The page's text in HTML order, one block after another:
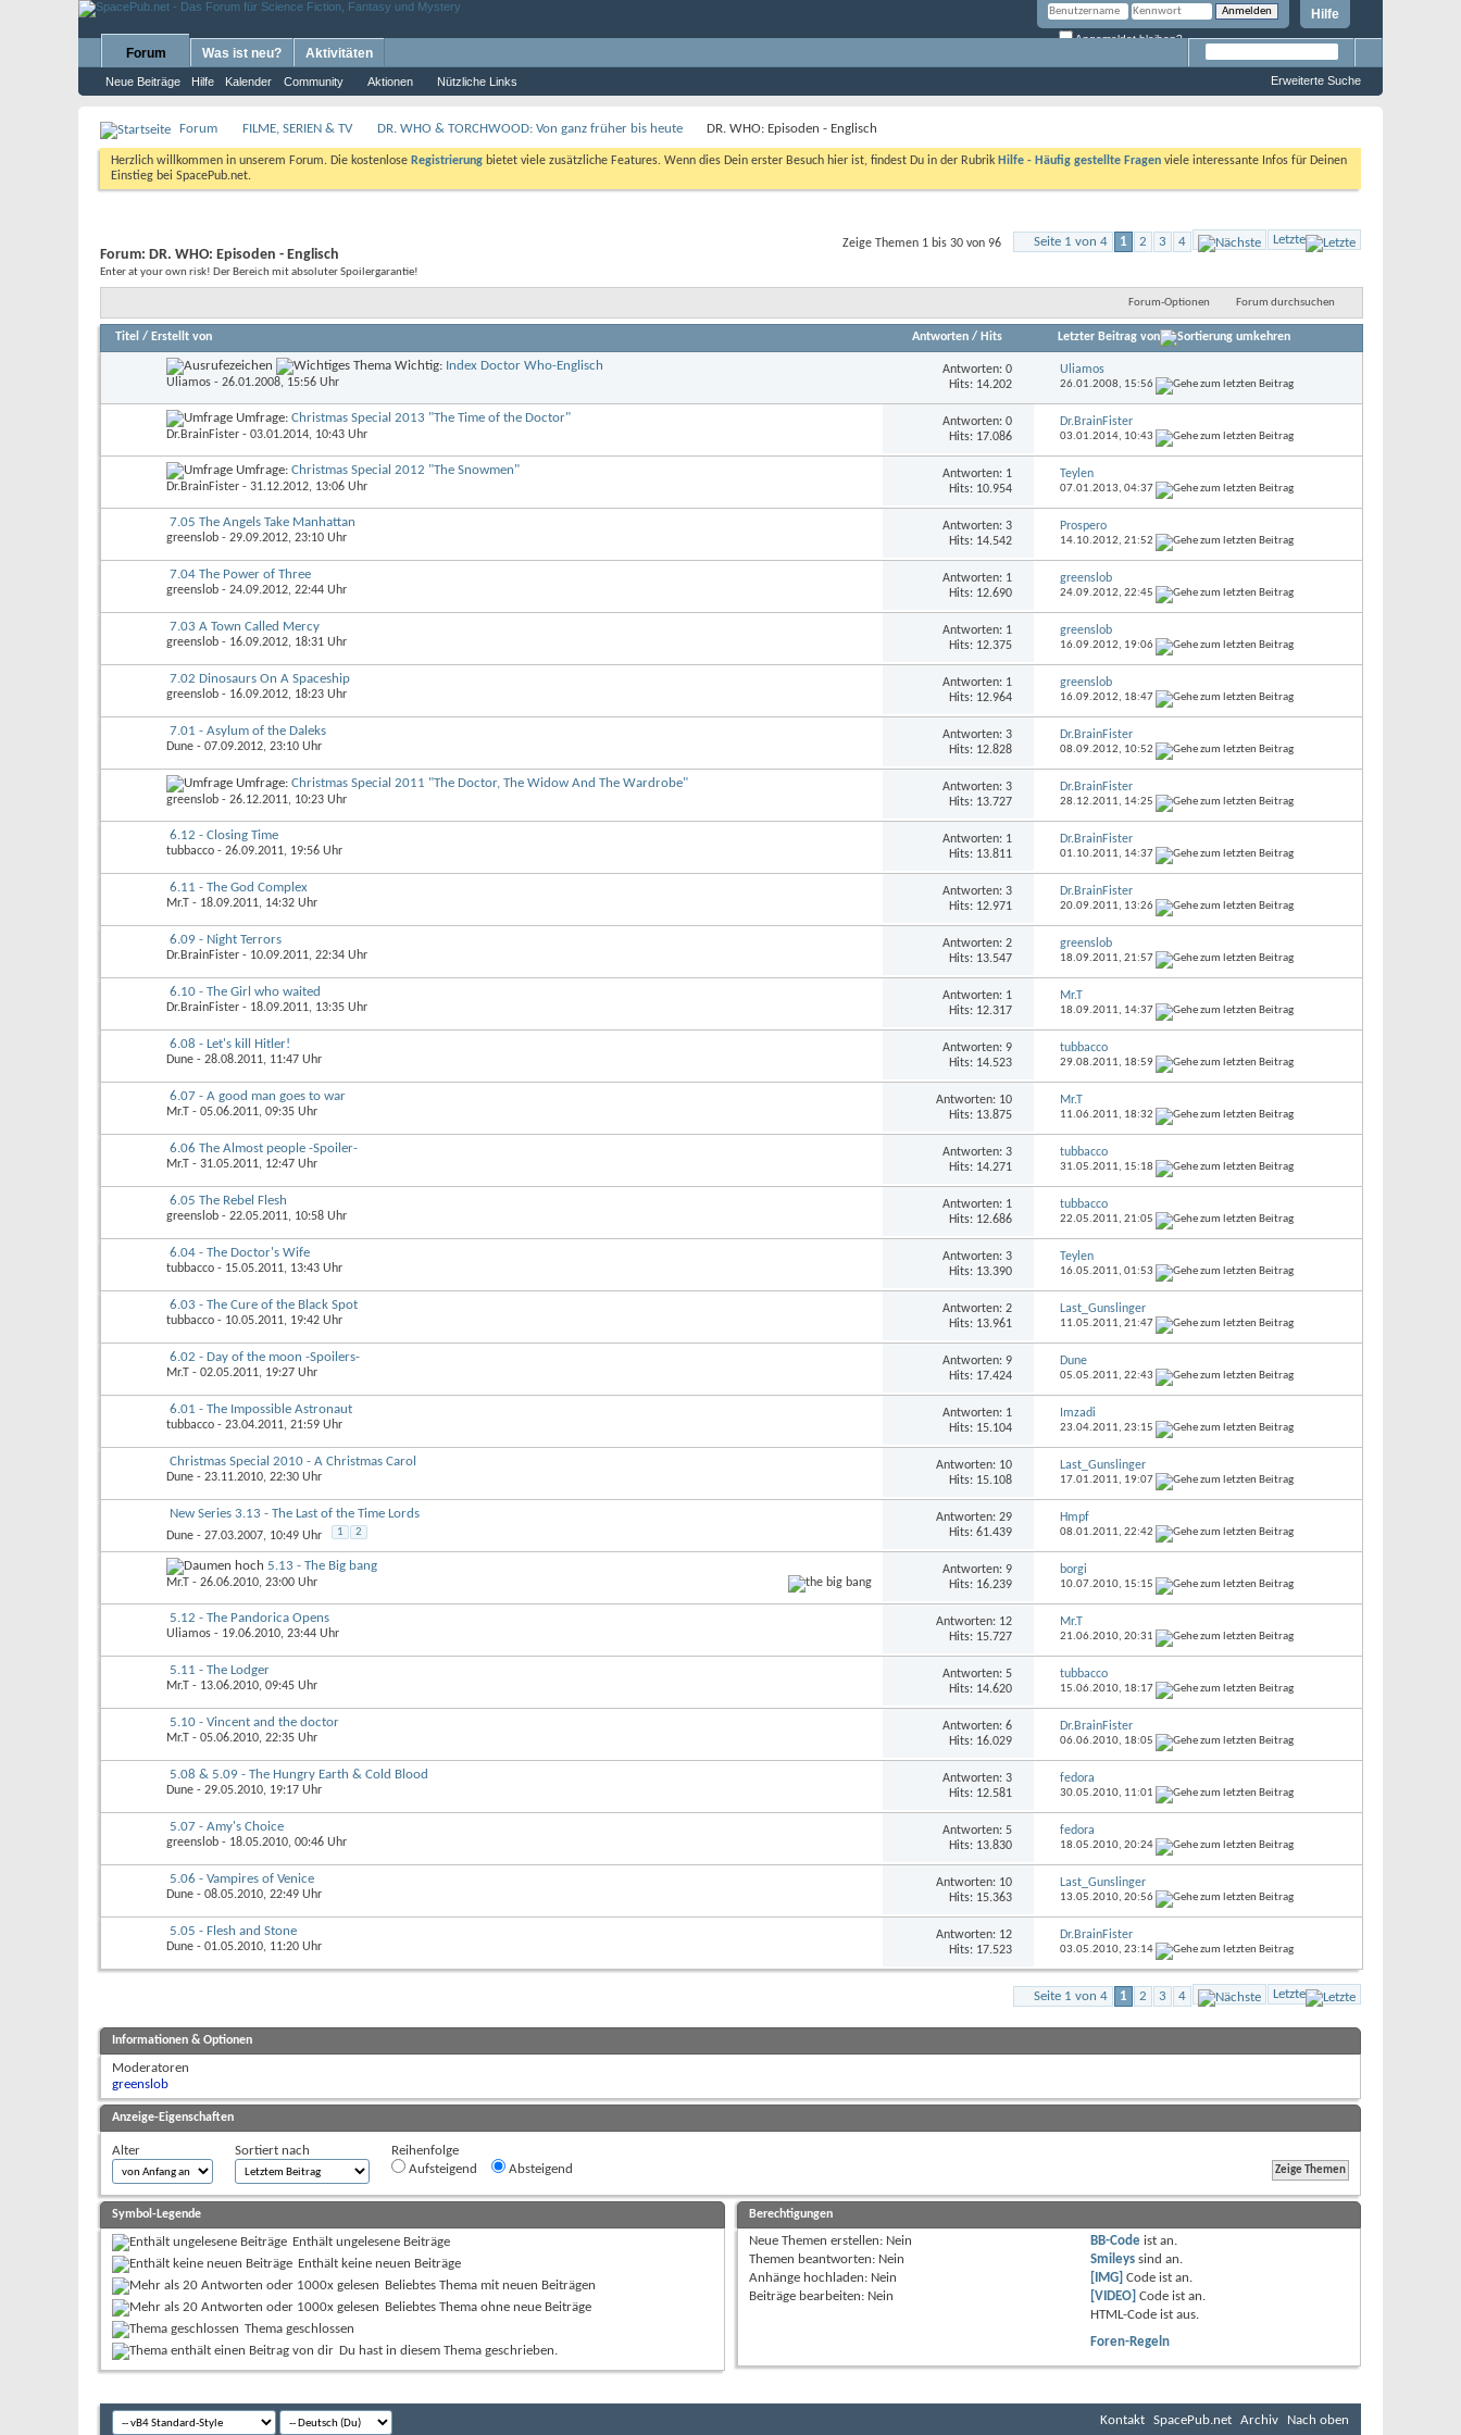
Hilfe
Angemeldet bleiben?
Forum
Neue Beiträge Hilfe Kalender Community Aktionen Nützliche Links
Was ist neu? Aktivitäten
Erweiterte Suche
Forum FILME, SERIEN & TV DR. WHO & TORCHWOOD: Von ganz früher bis heute DR. WHO: Episoden - Englisch
Herzlich willkommen in unserem Forum. Die kostenlose Registrierung bietet viele zusätzliche Features. Wenn dies Dein erster Besuch hier ist, findest Du in der Rubrik Hilfe - Häufig gestellte Fragen viele interessante Infos für Deinen
Einstieg bei SpacePub.net.
Seite 1 von 4 1 2 3 4 Letzte
Zeige Themen 1 bis 30 von 96
Forum: DR. WHO: Episoden - Englisch
Enter at your own risk! Der Bereich mit absoluter Spoilergarantie!
Forum-Optionen Forum durchsuchen
Titel / Erstellt von Antworten / Hits Letzter Beitrag von
Wichtig: Index Doctor Who-Englisch
Uliamos - 26.01.2008, 15:56 Uhr
Antworten: 0
Hits: 14.202
Uliamos
26.01.2008, 15:56
Umfrage: Christmas Special 2013 "The Time of the Doctor"
Dr.BrainFister - 03.01.2014, 10:43 Uhr
Antworten: 0
Hits: 17.086
Dr.BrainFister
03.01.2014, 10:43
Umfrage: Christmas Special 2012 "The Snowmen"
Dr.BrainFister - 31.12.2012, 13:06 Uhr
Antworten: 1
Hits: 10.954
Teylen
07.01.2013, 04:37
7.05 The Angels Take Manhattan
greenslob - 29.09.2012, 23:10 Uhr
Antworten: 3
Hits: 14.542
Prospero
14.10.2012, 21:52
7.04 The Power of Three
greenslob - 24.09.2012, 22:44 Uhr
Antworten: 1
Hits: 12.690
greenslob
24.09.2012, 22:45
7.03 A Town Called Mercy
greenslob - 16.09.2012, 18:31 Uhr
Antworten: 1
Hits: 12.375
greenslob
16.09.2012, 19:06
7.02 Dinosaurs On A Spaceship
greenslob - 16.09.2012, 18:23 Uhr
Antworten: 1
Hits: 12.964
greenslob
16.09.2012, 18:47
7.01 - Asylum of the Daleks
Dune - 07.09.2012, 23:10 Uhr
Antworten: 3
Hits: 12.828
Dr.BrainFister
08.09.2012, 10:52
Umfrage: Christmas Special 2011 "The Doctor, The Widow And The Wardrobe"
greenslob - 26.12.2011, 10:23 Uhr
Antworten: 3
Hits: 13.727
Dr.BrainFister
28.12.2011, 14:25
6.12 - Closing Time
tubbacco - 26.09.2011, 19:56 Uhr
Antworten: 1
Hits: 13.811
Dr.BrainFister
01.10.2011, 14:37
6.11 - The God Complex
Mr.T - 18.09.2011, 14:32 Uhr
Antworten: 3
Hits: 12.971
Dr.BrainFister
20.09.2011, 13:26
6.09 - Night Terrors
Dr.BrainFister - 10.09.2011, 22:34 Uhr
Antworten: 2
Hits: 13.547
greenslob
18.09.2011, 21:57
6.10 - The Girl who waited
Dr.BrainFister - 18.09.2011, 13:35 Uhr
Antworten: 1
Hits: 12.317
Mr.T
18.09.2011, 14:37
6.08 - Let's kill Hitler!
Dune - 28.08.2011, 11:47 Uhr
Antworten: 9
Hits: 14.523
tubbacco
29.08.2011, 18:59
6.07 - A good man goes to war
Mr.T - 05.06.2011, 09:35 Uhr
Antworten: 10
Hits: 13.875
Mr.T
11.06.2011, 18:32
6.06 The Almost people -Spoiler-
Mr.T - 31.05.2011, 12:47 Uhr
Antworten: 3
Hits: 14.271
tubbacco
31.05.2011, 15:18
6.05 The Rebel Flesh
greenslob - 22.05.2011, 10:58 Uhr
Antworten: 1
Hits: 12.686
tubbacco
22.05.2011, 21:05
6.04 - The Doctor's Wife
tubbacco - 15.05.2011, 13:43 Uhr
Antworten: 3
Hits: 13.390
Teylen
16.05.2011, 01:53
6.03 - The Cure of the Black Spot
tubbacco - 10.05.2011, 19:42 Uhr
Antworten: 2
Hits: 13.961
Last_Gunslinger
11.05.2011, 21:47
6.02 - Day of the moon -Spoilers-
Mr.T - 02.05.2011, 19:27 Uhr
Antworten: 9
Hits: 17.424
Dune
05.05.2011, 22:43
6.01 - The Impossible Astronaut
tubbacco - 23.04.2011, 21:59 Uhr
Antworten: 1
Hits: 15.104
Imzadi
23.04.2011, 23:15
Christmas Special 2010 - A Christmas Carol
Dune - 23.11.2010, 22:30 Uhr
Antworten: 10
Hits: 15.108
Last_Gunslinger
17.01.2011, 19:07
New Series 3.13 - The Last of the Time Lords
Dune - 27.03.2007, 10:49 Uhr 1 2
Antworten: 29
Hits: 61.439
Hmpf
08.01.2011, 22:42
5.13 - The Big bang
Mr.T - 26.06.2010, 23:00 Uhr
Antworten: 9
Hits: 16.239
borgi
10.07.2010, 15:15
5.12 - The Pandorica Opens
Uliamos - 19.06.2010, 23:44 Uhr
Antworten: 12
Hits: 15.727
Mr.T
21.06.2010, 20:31
5.11 - The Lodger
Mr.T - 13.06.2010, 09:45 Uhr
Antworten: 5
Hits: 14.620
tubbacco
15.06.2010, 18:17
5.10 - Vincent and the doctor
Mr.T - 05.06.2010, 22:35 Uhr
Antworten: 6
Hits: 16.029
Dr.BrainFister
06.06.2010, 18:05
5.08 & 5.09 - The Hungry Earth & Cold Blood
Dune - 29.05.2010, 19:17 Uhr
Antworten: 3
Hits: 12.581
fedora
30.05.2010, 11:01
5.07 - Amy's Choice
greenslob - 18.05.2010, 00:46 Uhr
Antworten: 5
Hits: 13.830
fedora
18.05.2010, 20:24
5.06 - Vampires of Venice
Dune - 08.05.2010, 22:49 Uhr
Antworten: 10
Hits: 15.363
Last_Gunslinger
13.05.2010, 20:56
5.05 - Flesh and Stone
Dune - 01.05.2010, 11:20 Uhr
Antworten: 12
Hits: 17.523
Dr.BrainFister
03.05.2010, 23:14
Seite 1 von 4 1 2 3 4 Letzte
Informationen & Optionen
Moderatoren
greenslob
Anzeige-Eigenschaften
Alter Sortiert nach
Reihenfolge
Aufsteigend
Absteigend
Symbol-Legende
Enthält ungelesene Beiträge
Enthält keine neuen Beiträge
Beliebtes Thema mit neuen Beiträgen
Beliebtes Thema ohne neue Beiträge
Thema geschlossen
Du hast in diesem Thema geschrieben.
Berechtigungen
Neue Themen erstellen: Nein
Themen beantworten: Nein
Anhänge hochladen: Nein
Beiträge bearbeiten: Nein
BB-Codeist an.
Smileyssind an.
[IMG] Code ist an.
[VIDEO] Code ist an.
HTML-Code ist aus.
Foren-Regeln
Kontakt SpacePub.net Archiv Nach oben